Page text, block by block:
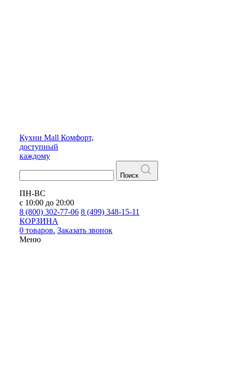
Кухни Mall Комфорт,
доступный
каждому
Поиск
ПН-ВС
с 10:00 до 20:00
8 (800) 302-77-06 8 (499) 348-15-11
КОРЗИНА
0 товаров. Заказать звонок
Меню